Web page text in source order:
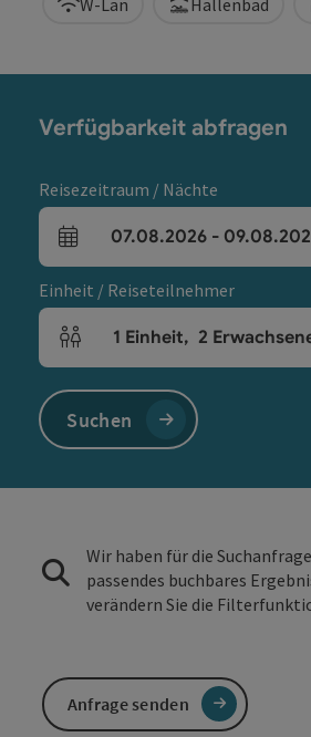
W-Lan Hallenbad
Verfügbarkeit abfragen
Reisezeitraum / Nächte
An- und Abreisefelder
07.08.2026 -
Einheit / Reiseteilnehmer
Einheitenanzahl und
1 Einheit, 2
Suchen
Wir haben für die
passendes buchbares
verändern Sie die
Anfrage senden